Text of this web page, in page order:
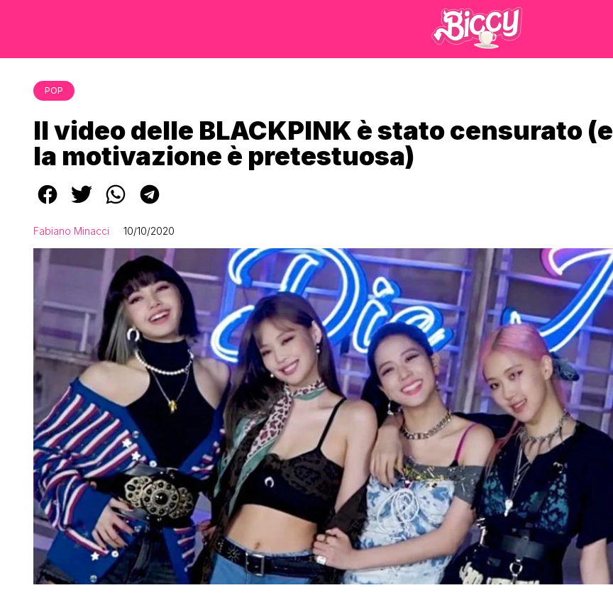
POP
Il video delle BLACKPINK è stato censurato (e
la motivazione è pretestuosa)
Fabiano Minacci 10/10/2020